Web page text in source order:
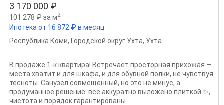
3 170 000 ₽
101 278 ₽ за м2
Ипотека от 16 872 ₽ в месяц
Республика Коми, Городской округ Ухта, Ухта
В продаже 1-к квартира! Встречает просторная прихожая —
места хватит и для шкафа, и для обувной полки, не чувствуя
тесноты. Санузел совмещённый, но это не минус, а
продуманное решение: всё аккуратно выложено плиткой ✨,
чистота и порядок гарантированы. ...